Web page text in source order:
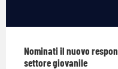
Nominati il nuovo
settore giovanile